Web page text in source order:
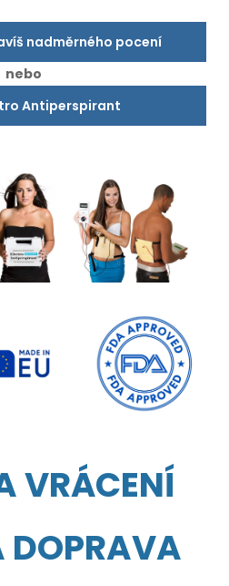
nadměrného pocení
nebo
Antiperspirant
VRÁCENÍ
DOPRAVA